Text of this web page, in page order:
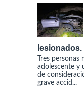
lesionados.
Tres
adolescente y
de
grave accid...